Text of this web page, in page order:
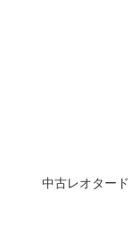
中古レオタード